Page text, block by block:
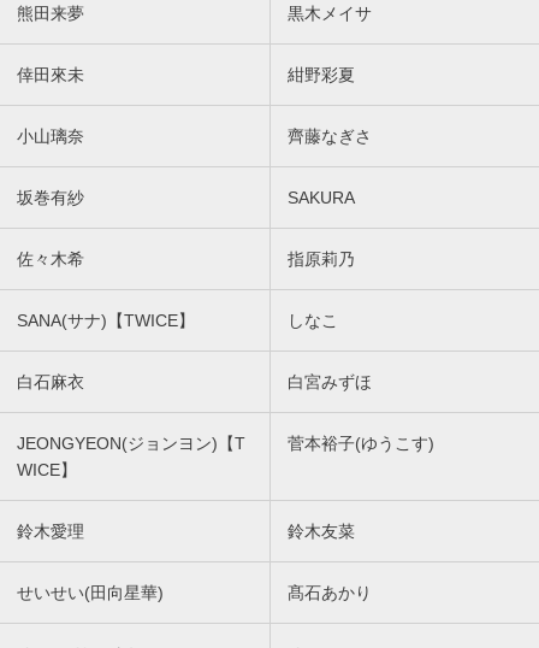
熊田来夢 黒木メイサ
倖田來未 紺野彩夏
小山璃奈 齊藤なぎさ
坂巻有紗 SAKURA
佐々木希 指原莉乃
SANA(サナ)【TWICE】 しなこ
白石麻衣 白宮みずほ
JEONGYEON(ジョンヨン)【T
WICE】
菅本裕子(ゆうこす)
鈴木愛理 鈴木友菜
せいせい(田向星華) 髙石あかり